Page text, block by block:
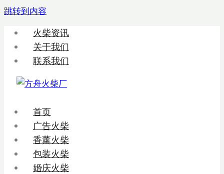
跳转到内容
火柴资讯
关于我们
联系我们
首页
广告火柴
香薰火柴
包装火柴
婚庆火柴